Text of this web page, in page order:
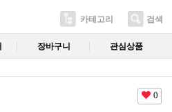
카테고리 검색
장바구니 관심상품
0